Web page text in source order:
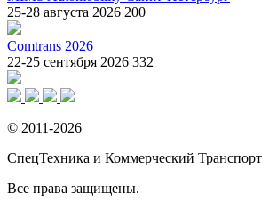
25-28 августа 2026 200
Comtrans 2026
22-25 сентября 2026 332
© 2011-2026
СпецТехника и Коммерческий Транспорт
Все права защищены.